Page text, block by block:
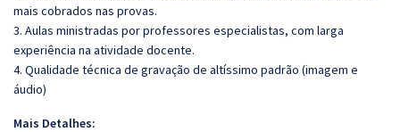
mais cobrados nas provas.
3. Aulas ministradas por professores especialistas, com larga
experiência na atividade docente.
4. Qualidade técnica de gravação de altíssimo padrão (imagem e
áudio)
Mais Detalhes: